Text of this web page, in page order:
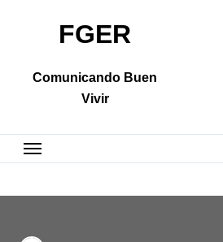
FGER
Comunicando Buen
Vivir